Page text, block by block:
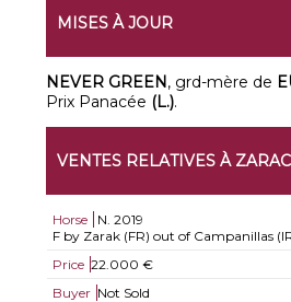
MISES À JOUR
NEVER GREEN, grd-mère de
Prix Panacée (L.).
VENTES RELATIVES À
Horse N. 2019
F by Zarak (FR) out of Campanillas
Price 22.000 €
Buyer Not Sold